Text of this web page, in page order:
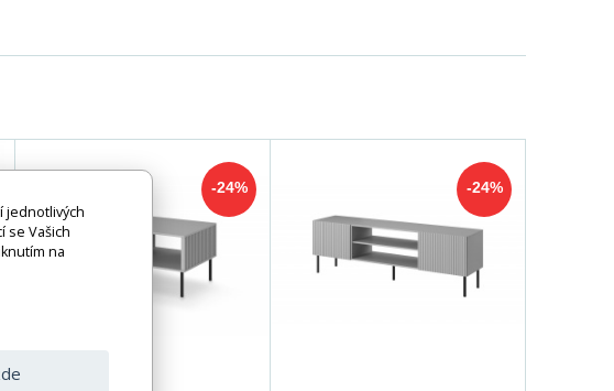
-24% -24%
jednotlivých
se Vašich
na